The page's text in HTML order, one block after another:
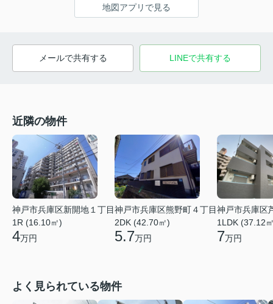
地図アプリで見る
メールで共有する LINEで共有する
近隣の物件
神戸市兵庫区新開地１丁目
1R (16.10㎡)
4万円
神戸市兵庫区熊野町４丁目
2DK (42.70㎡)
5.7万円
神戸市兵庫区
1LDK (37.12
7万円
よく見られている物件